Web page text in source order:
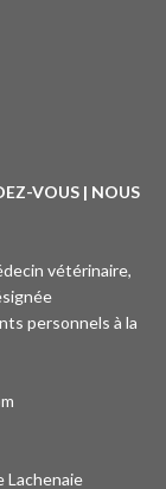
VOUS| NOUS
vétérinaire,
personnels à la
Lachenaie